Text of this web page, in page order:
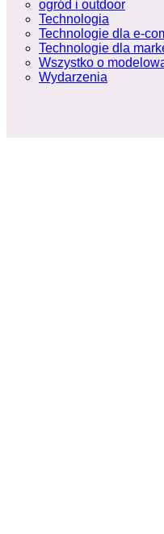
ogród i outdoor
Technologia
Technologie dla e-
Technologie dla
Wszystko o
Wydarzenia